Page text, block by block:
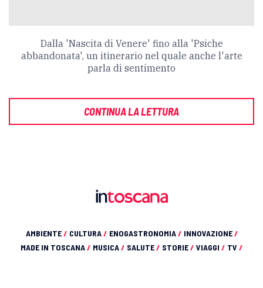
Dalla 'Nascita di Venere' fino alla 'Psiche
abbandonata', un itinerario nel quale anche l'arte
parla di sentimento
CONTINUA LA LETTURA
AMBIENTE/ CULTURA/ ENOGASTRONOMIA/ INNOVAZIONE/
MADE IN TOSCANA/ MUSICA/ SALUTE/ STORIE/ VIAGGI / TV /